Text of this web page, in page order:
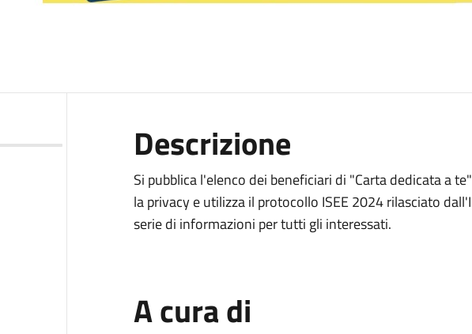
Descrizione
Si pubblica l'elenco dei beneficiari di "Carta dedicata a
la privacy e utilizza il protocollo ISEE 2024 rilasciato
serie di informazioni per tutti gli interessati.
A cura di